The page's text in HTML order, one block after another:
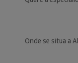
Onde se situa a